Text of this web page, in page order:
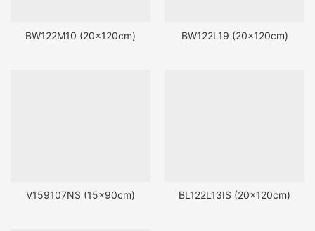
BW122M10 (20x120cm) BW122L19 (20x120cm)
V159107NS (15x90cm) BL122L13IS (20x120cm)